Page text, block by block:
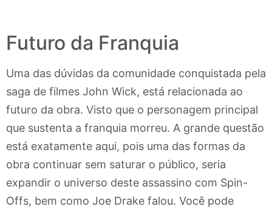
Futuro da Franquia
Uma das dúvidas da comunidade conquistada pela
saga de filmes John Wick, está relacionada ao
futuro da obra. Visto que o personagem principal
que sustenta a franquia morreu. A grande questão
está exatamente aqui, pois uma das formas da
obra continuar sem saturar o público, seria
expandir o universo deste assassino com Spin-
Offs, bem como Joe Drake falou. Você pode